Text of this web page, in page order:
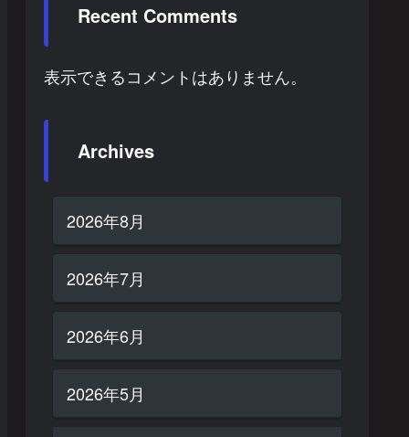
Recent Comments
表示できるコメントはありません。
Archives
2026年8月
2026年7月
2026年6月
2026年5月